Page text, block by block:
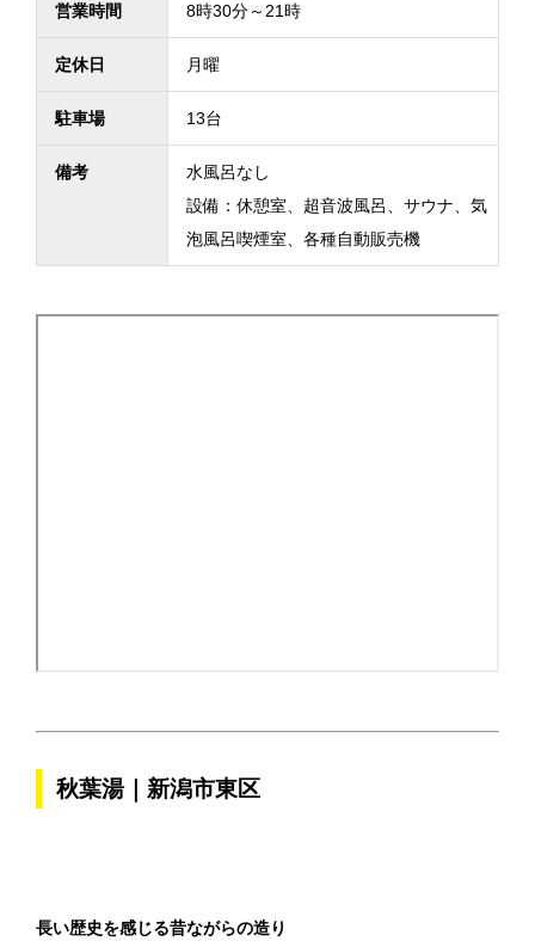
営業時間 8時30分～21時
定休日 月曜
駐車場 13台
備考
水風呂なし
設備：休憩室、超音波風呂、サウナ、気
泡風呂喫煙室、各種自動販売機
秋葉湯｜新潟市東区
長い歴史を感じる昔ながらの造り